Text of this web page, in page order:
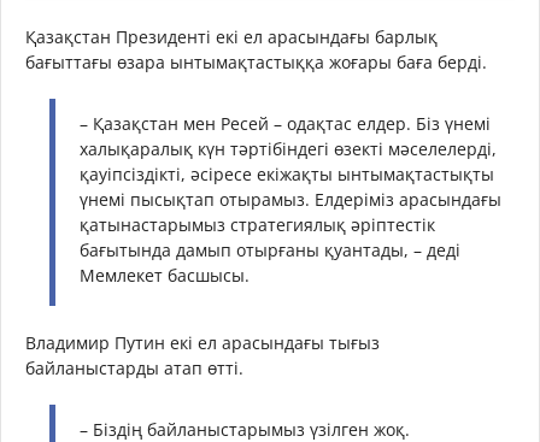
Қазақстан Президенті екі ел арасындағы барлық
бағыттағы өзара ынтымақтастыққа жоғары баға берді.
– Қазақстан мен Ресей – одақтас елдер. Біз үнемі
халықаралық күн тәртібіндегі өзекті мәселелерді,
қауіпсіздікті, әсіресе екіжақты ынтымақтастықты
үнемі пысықтап отырамыз. Елдеріміз арасындағы
қатынастарымыз стратегиялық әріптестік
бағытында дамып отырғаны қуантады, – деді
Мемлекет басшысы.
Владимир Путин екі ел арасындағы тығыз
байланыстарды атап өтті.
– Біздің байланыстарымыз үзілген жоқ.